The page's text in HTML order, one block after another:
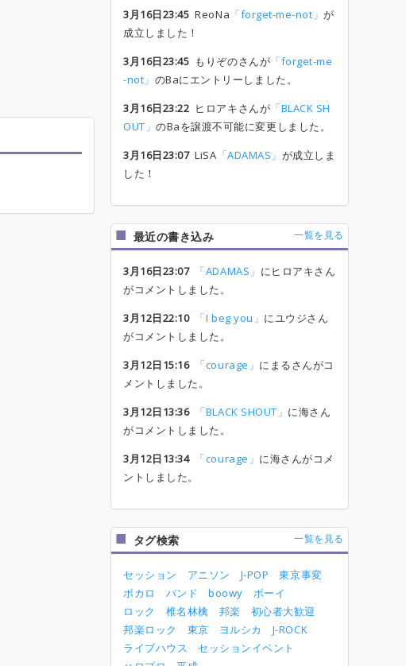
3月16日23:45 ReoNa 「forget-me-not」が
成立しました！
3月16日23:45 もりぞのさんが 「forget-me
-not」 のBaにエントリーしました。
3月16日23:22 ヒロアキさんが 「BLACK SH
OUT」のBaを譲渡不可能に変更しました。
3月16日23:07LiSA 「ADAMAS」 が成立しま
した！
最近の書き込み 一覧を見る
3月16日23:07 「ADAMAS」 にヒロアキさん
がコメントしました。
3月12日22:10
「I beg you」 にユウジさん
がコメントしました。
3月12日15:16
「courage」 にまるさんがコ
メントしました。
3月12日13:36
「BLACK SHOUT」 に海さん
がコメントしました。
3月12日13:34
「courage」 に海さんがコメ
ントしました。
タグ検索 一覧を見る
セッション アニソン J-POP
東京事変
ボカロ
バンド boowy
ボーイ
ロック
椎名林檎 邦楽
初心者大歓迎
邦楽ロック
東京 ヨルシカ
J-ROCK
ライブハウス
セッションイベント